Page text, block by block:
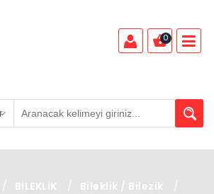
0
/ BİLEKLİK / Bileklik / Bilezik
/